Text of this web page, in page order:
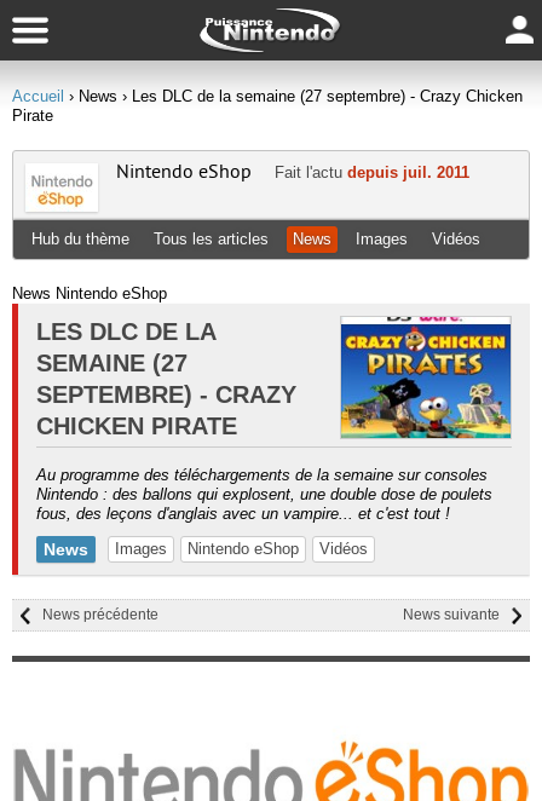
Accueil › News › Les DLC de la semaine (27 septembre) - Crazy Chicken
Pirate
Nintendo eShop Fait l'actu depuis juil. 2011
Hub du thème Tous les articles News Images Vidéos
News Nintendo eShop
LES DLC DE LA
SEMAINE (27
SEPTEMBRE) - CRAZY
CHICKEN PIRATE
Au programme des téléchargements de la semaine sur consoles
Nintendo : des ballons qui explosent, une double dose de poulets
fous, des leçons d'anglais avec un vampire... et c'est tout !
News Images Nintendo eShop Vidéos
News suivante
News précédente